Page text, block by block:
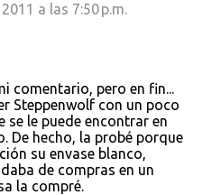
a las 7:50 p.m.
comentario, pero en fin...
Steppenwolf con un poco
se le puede encontrar en
De hecho, la probé porque
su envase blanco,
de compras en un
la compré.